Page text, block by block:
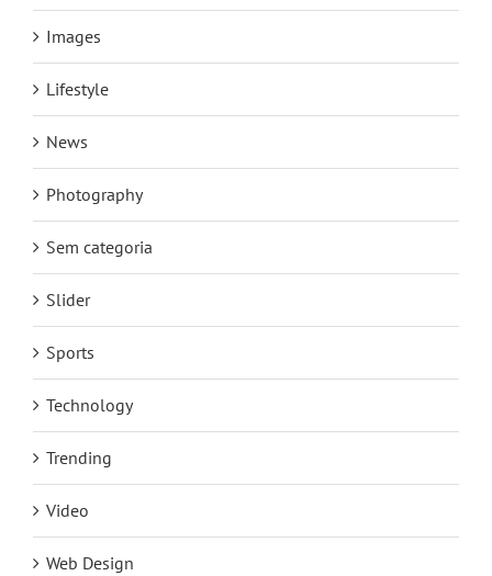
Images
Lifestyle
News
Photography
Sem categoria
Slider
Sports
Technology
Trending
Video
Web Design